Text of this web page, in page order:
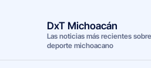
DxT Michoacán
Las noticias más recientes
deporte michoacano